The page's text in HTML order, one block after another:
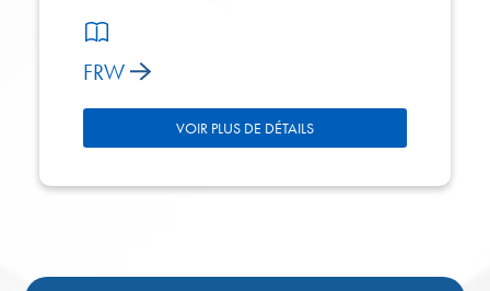
FRW
VOIR PLUS DE DÉTAILS